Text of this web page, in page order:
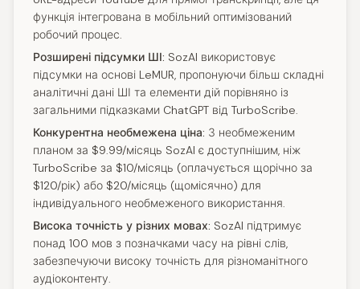
функція інтегрована в мобільний оптимізований
робочий процес.
Розширені підсумки ШІ: SozAI використовує
підсумки на основі LeMUR, пропонуючи більш складні
аналітичні дані ШІ та елементи дій порівняно із
загальними підказками ChatGPT від TurboScribe.
Конкурентна необмежена ціна: З необмеженим
планом за $9.99/місяць SozAI є доступнішим, ніж
TurboScribe за $10/місяць (оплачується щорічно за
$120/рік) або $20/місяць (щомісячно) для
індивідуального необмеженого використання.
Висока точність у різних мовах: SozAI підтримує
понад 100 мов з позначками часу на рівні слів,
забезпечуючи високу точність для різноманітного
аудіоконтенту.